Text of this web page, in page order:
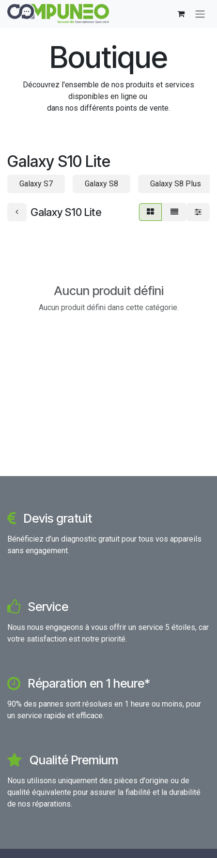
Se rendre au contenu
Boutique
Découvrez l'ensemble de nos produits et services
disponibles en ligne ou
dans nos différents points de vente.
Galaxy S10 Lite
Galaxy S7 Galaxy S8 Galaxy S8 Plus
Galaxy S10 Lite
Aucun produit défini
Aucun produit défini dans cette catégorie.
Devis gratuit
Bénéficiez d'un diagnostic gratuit pour tous vos appareils
sans engagement.
Service
Nous nous engageons à vous offrir un service 5 étoiles, car
votre satisfaction est notre priorité.
Réparation en 1 heure*
90% des pannes sont résolues en 1 heure ou moins, pour
un service rapide et efficace.
Qualité Premium
Nous utilisons uniquement des pièces d'origine ou de
qualité équivalente pour assurer la fiabilité et la durabilité
de nos réparations.